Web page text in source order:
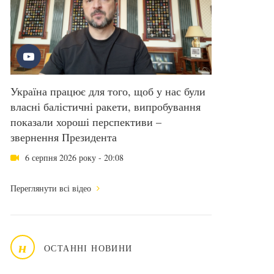
Україна працює для того, щоб у нас були
власні балістичні ракети, випробування
показали хороші перспективи –
звернення Президента
6 серпня 2026 року - 20:08
Переглянути всі відео
н ОСТАННІ НОВИНИ